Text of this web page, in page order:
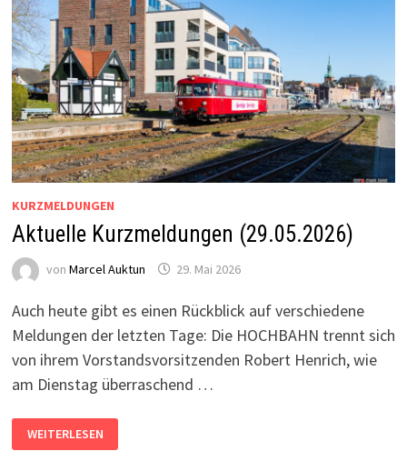
KURZMELDUNGEN
Aktuelle Kurzmeldungen (29.05.2026)
von Marcel Auktun 29. Mai 2026
Auch heute gibt es einen Rückblick auf verschiedene
Meldungen der letzten Tage: Die HOCHBAHN trennt sich
von ihrem Vorstandsvorsitzenden Robert Henrich, wie
am Dienstag überraschend …
KURZMELDUNGEN
(29.05.2026)
WEITERLESEN